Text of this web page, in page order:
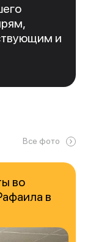
и
Все фото
во
в